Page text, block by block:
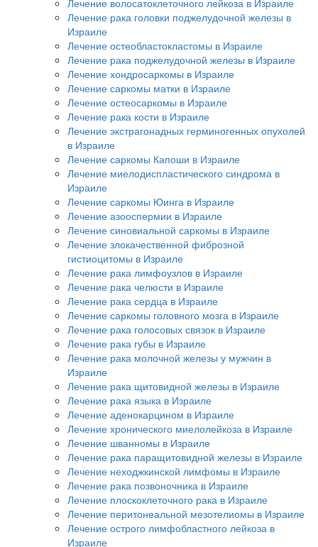
Лечение рака головки поджелудочной железы в
Израиле
Лечение остеобластокластомы в Израиле
Лечение рака поджелудочной железы в Израиле
Лечение хондросаркомы в Израиле
Лечение саркомы матки в Израиле
Лечение остеосаркомы в Израиле
Лечение рака кости в Израиле
Лечение экстрагонадных герминогенных опухолей
в Израиле
Лечение саркомы Капоши в Израиле
Лечение миелодиспластического синдрома в
Израиле
Лечение саркомы Юинга в Израиле
Лечение азооспермии в Израиле
Лечение синовиальной саркомы в Израиле
Лечение злокачественной фиброзной
гистиоцитомы в Израиле
Лечение рака лимфоузлов в Израиле
Лечение рака челюсти в Израиле
Лечение рака сердца в Израиле
Лечение саркомы головного мозга в Израиле
Лечение рака голосовых связок в Израиле
Лечение рака губы в Израиле
Лечение рака молочной железы у мужчин в
Израиле
Лечение рака щитовидной железы в Израиле
Лечение рака языка в Израиле
Лечение аденокарцином в Израиле
Лечение хронического миелолейкоза в Израиле
Лечение шванномы в Израиле
Лечение рака паращитовидной железы в Израиле
Лечение неходжкинской лимфомы в Израиле
Лечение рака позвоночника в Израиле
Лечение плоскоклеточного рака в Израиле
Лечение перитонеальной мезотелиомы в Израиле
Лечение острого лимфобластного лейкоза в
Израиле